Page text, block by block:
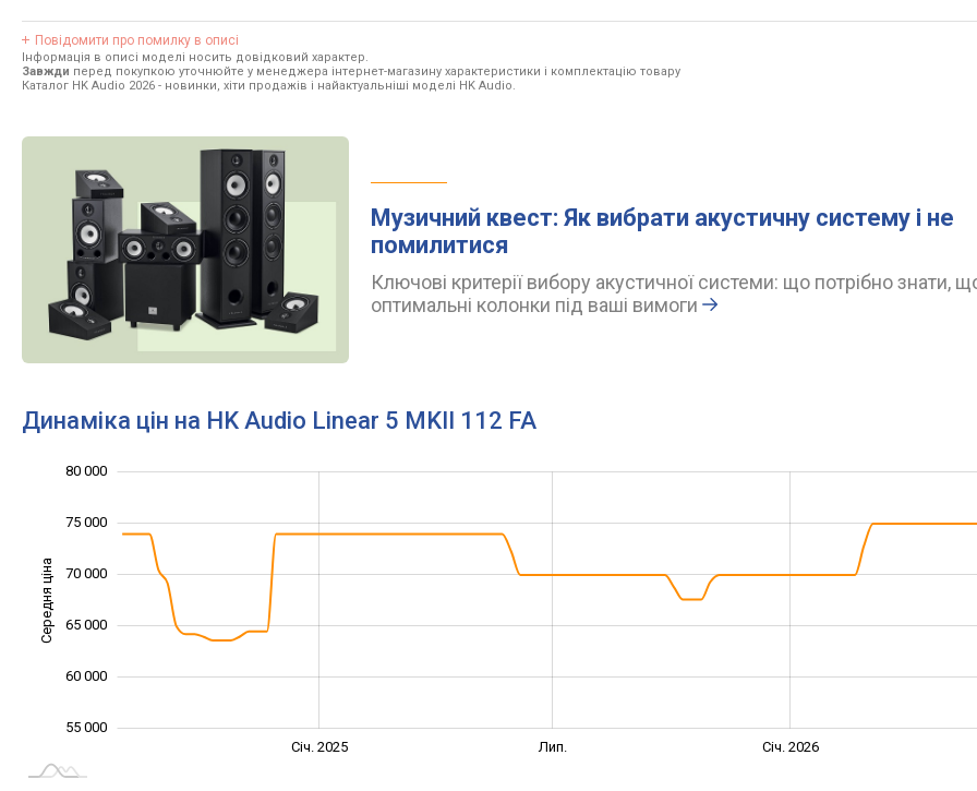
Повідомити про помилку в описі
Інформація в описі моделі носить довідковий характер.
Завжди перед покупкою уточнюйте у менеджера інтернет-магазину характеристики і комплектацію товару
Каталог HK Audio 2026 - новинки, хіти продажів і найактуальніші моделі HK Audio.
Музичний квест: Як вибрати акустичну систему і не
помилитися
Ключові критерії вибору акустичної системи: що потрібно знати,
оптимальні колонки під ваші вимоги
Динаміка цін на HK Audio Linear 5 MKII 112 FA
Середня ціна
55 000
60 000
65 000
70 000
75 000
80 000
Січ. 2025 Лип. Січ. 2026